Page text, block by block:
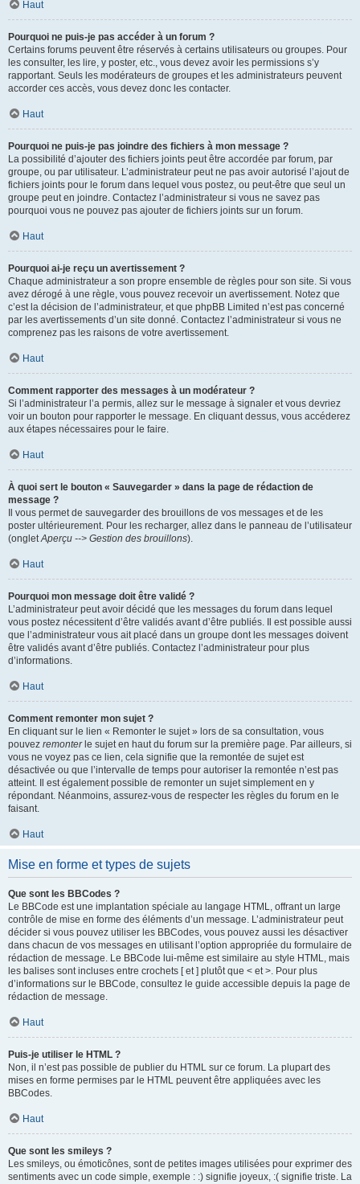
Haut
Pourquoi ne puis-je pas accéder à un forum ?
Certains forums peuvent être réservés à certains utilisateurs ou groupes. Pour
les consulter, les lire, y poster, etc., vous devez avoir les permissions s’y
rapportant. Seuls les modérateurs de groupes et les administrateurs peuvent
accorder ces accès, vous devez donc les contacter.
Haut
Pourquoi ne puis-je pas joindre des fichiers à mon message ?
La possibilité d’ajouter des fichiers joints peut être accordée par forum, par
groupe, ou par utilisateur. L’administrateur peut ne pas avoir autorisé l’ajout de
fichiers joints pour le forum dans lequel vous postez, ou peut-être que seul un
groupe peut en joindre. Contactez l’administrateur si vous ne savez pas
pourquoi vous ne pouvez pas ajouter de fichiers joints sur un forum.
Haut
Pourquoi ai-je reçu un avertissement ?
Chaque administrateur a son propre ensemble de règles pour son site. Si vous
avez dérogé à une règle, vous pouvez recevoir un avertissement. Notez que
c’est la décision de l’administrateur, et que phpBB Limited n’est pas concerné
par les avertissements d’un site donné. Contactez l’administrateur si vous ne
comprenez pas les raisons de votre avertissement.
Haut
Comment rapporter des messages à un modérateur ?
Si l’administrateur l’a permis, allez sur le message à signaler et vous devriez
voir un bouton pour rapporter le message. En cliquant dessus, vous accéderez
aux étapes nécessaires pour le faire.
Haut
À quoi sert le bouton « Sauvegarder » dans la page de rédaction de
message ?
Il vous permet de sauvegarder des brouillons de vos messages et de les
poster ultérieurement. Pour les recharger, allez dans le panneau de l’utilisateur
(ongletAperçu --> Gestion des brouillons).
Haut
Pourquoi mon message doit être validé ?
L’administrateur peut avoir décidé que les messages du forum dans lequel
vous postez nécessitent d’être validés avant d’être publiés. Il est possible aussi
que l’administrateur vous ait placé dans un groupe dont les messages doivent
être validés avant d’être publiés. Contactez l’administrateur pour plus
d’informations.
Haut
Comment remonter mon sujet ?
En cliquant sur le lien « Remonter le sujet » lors de sa consultation, vous
pouvez remonterle sujet en haut du forum sur la première page. Par ailleurs, si
vous ne voyez pas ce lien, cela signifie que la remontée de sujet est
désactivée ou que l’intervalle de temps pour autoriser la remontée n’est pas
atteint. Il est également possible de remonter un sujet simplement en y
répondant. Néanmoins, assurez-vous de respecter les règles du forum en le
faisant.
Haut
Mise en forme et types de sujets
Que sont les BBCodes ?
Le BBCode est une implantation spéciale au langage HTML, offrant un large
contrôle de mise en forme des éléments d’un message. L’administrateur peut
décider si vous pouvez utiliser les BBCodes, vous pouvez aussi les désactiver
dans chacun de vos messages en utilisant l’option appropriée du formulaire de
rédaction de message. Le BBCode lui-même est similaire au style HTML, mais
les balises sont incluses entre crochets [ et ] plutôt que < et >. Pour plus
d’informations sur le BBCode, consultez le guide accessible depuis la page de
rédaction de message.
Haut
Puis-je utiliser le HTML ?
Non, il n’est pas possible de publier du HTML sur ce forum. La plupart des
mises en forme permises par le HTML peuvent être appliquées avec les
BBCodes.
Haut
Que sont les smileys ?
Les smileys, ou émoticônes, sont de petites images utilisées pour exprimer des
sentiments avec un code simple, exemple : :) signifie joyeux, :( signifie triste. La